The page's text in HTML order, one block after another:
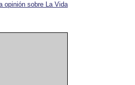
opinión sobre La Vida